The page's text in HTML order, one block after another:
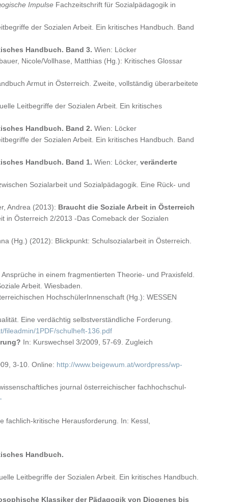
Impulse Fachzeitschrift für Sozialpädagogik in
der Sozialen Arbeit. Ein kritisches Handbuch. Band
Handbuch. Band 3. Wien: Löcker
Nicole/Vollhase, Matthias (Hg.): Kritisches Glossar
Armut in Österreich. Zweite, vollständig überarbeitete
Leitbegriffe der Sozialen Arbeit. Ein kritisches
Handbuch. Band 2. Wien: Löcker
der Sozialen Arbeit. Ein kritisches Handbuch. Band
Handbuch. Band 1. Wien: Löcker, veränderte
Sozialarbeit und Sozialpädagogik. Eine Rück- und
Andrea (2013): Braucht die Soziale Arbeit in Österreich
in Österreich 2/2013 -Das Comeback der Sozialen
(Hg.) (2012): Blickpunkt: Schulsozialarbeit in Österreich.
in einem fragmentierten Theorie- und Praxisfeld.
Arbeit. Wiesbaden.
HochschülerInnenschaft (Hg.): WESSEN
Eine verdächtig selbstverständliche Forderung.
fileadmin/1PDF/schulheft-136.pdf
In: Kurswechsel 3/2009, 57-69. Zugleich
3-10. Online: http://www.beigewum.at/wordpress/wp-
journal österreichischer fachhochschul-
fachlich-kritische Herausforderung. In: Kessl,
Handbuch.
Leitbegriffe der Sozialen Arbeit. Ein kritisches Handbuch.
Klassiker der Pädagogik von Diogenes bis